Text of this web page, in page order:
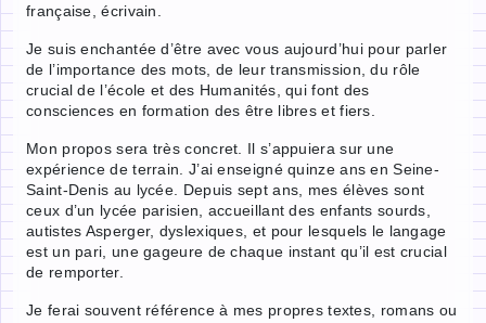
française, écrivain.
Je suis enchantée d’être avec vous aujourd’hui pour parler
de l’importance des mots, de leur transmission, du rôle
crucial de l’école et des Humanités, qui font des
consciences en formation des être libres et fiers.
Mon propos sera très concret. Il s’appuiera sur une
expérience de terrain. J’ai enseigné quinze ans en Seine-
Saint-Denis au lycée. Depuis sept ans, mes élèves sont
ceux d’un lycée parisien, accueillant des enfants sourds,
autistes Asperger, dyslexiques, et pour lesquels le langage
est un pari, une gageure de chaque instant qu’il est crucial
de remporter.
Je ferai souvent référence à mes propres textes, romans ou